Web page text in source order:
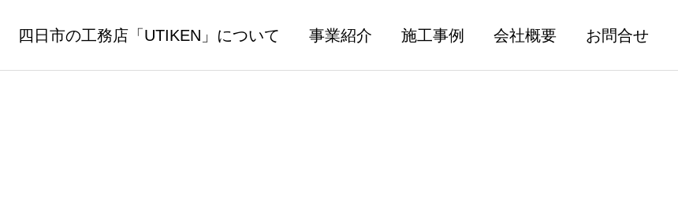
四日市の工務店「UTIKEN」について 事業紹介 施工事例 会社概要 お問合せ